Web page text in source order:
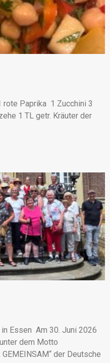
rote Paprika 1 Zucchini 3
1 TL getr. Kräuter der
Essen Am 30. Juni 2026
dem Motto
der Deutsche